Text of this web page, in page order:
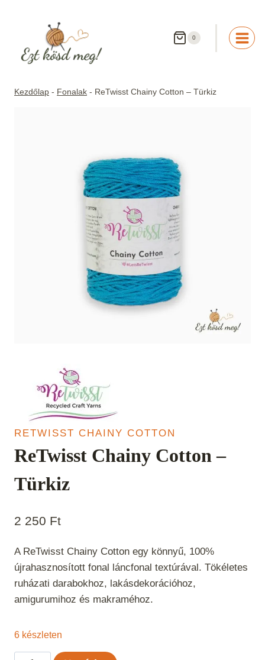
0
Kezdőlap - Fonalak - ReTwisst Chainy Cotton – Türkiz
RETWISST CHAINY COTTON
ReTwisst Chainy Cotton –
Türkiz
2 250 Ft
A ReTwisst Chainy Cotton egy könnyű, 100%
újrahasznosított fonal láncfonal textúrával. Tökéletes
ruházati darabokhoz, lakásdekorációhoz,
amigurumihoz és makraméhoz.
6 készleten